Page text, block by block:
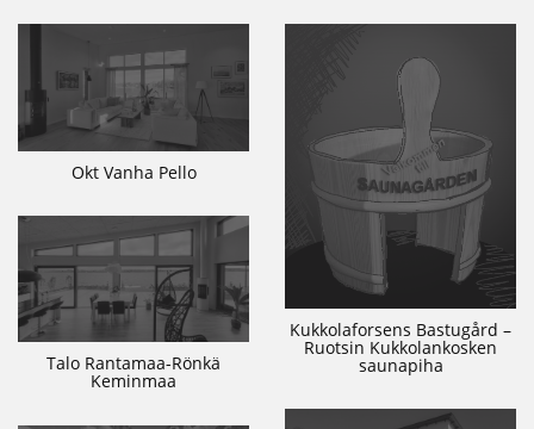
Okt Vanha Pello
Kukkolaforsens Bastugård –
Ruotsin Kukkolankosken
saunapiha
Talo Rantamaa-Rönkä
Keminmaa